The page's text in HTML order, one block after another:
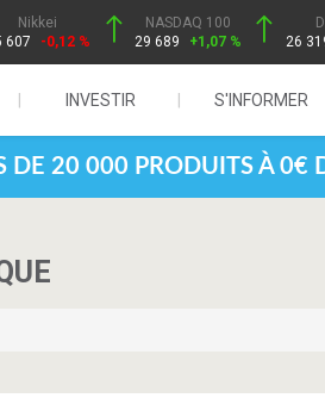
Nikkei
607
-0,12 %
NASDAQ 100
29 689
+1,07 %
26
INVESTIR S'INFORMER
DE 20 000 PRODUITS À 0€